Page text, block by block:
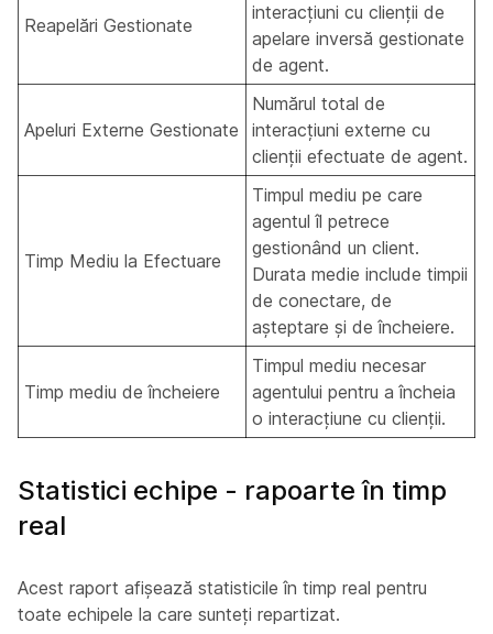
Reapelări Gestionate
interacțiuni cu clienții de
apelare inversă gestionate
de agent.
Apeluri Externe Gestionate
Numărul total de
interacțiuni externe cu
clienții efectuate de agent.
Timp Mediu la Efectuare
Timpul mediu pe care
agentul îl petrece
gestionând un client.
Durata medie include timpii
de conectare, de
așteptare și de încheiere.
Timp mediu de încheiere
Timpul mediu necesar
agentului pentru a încheia
o interacțiune cu clienții.
Statistici echipe - rapoarte în timp
real
Acest raport afișează statisticile în timp real pentru
toate echipele la care sunteți repartizat.